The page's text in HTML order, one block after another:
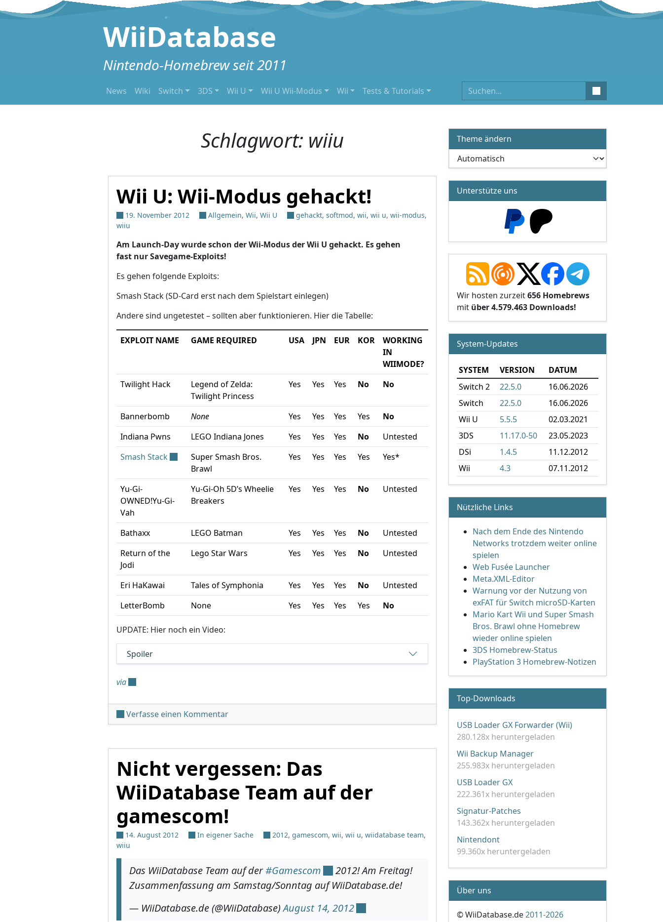
Zum Inhalt springen
WiiDatabase
Nintendo-Homebrew seit 2011
News Wiki Switch 3DS Wii U Wii U Wii-Modus Wii Tests & Tutorials Suchen
Schlagwort: wiiu
Wii U: Wii-Modus gehackt!
19. November 2012 Allgemein, Wii, Wii U gehackt, softmod, wii, wii u, wii-modus,
wiiu
Am Launch-Day wurde schon der Wii-Modus der Wii U gehackt. Es gehen
fast nur Savegame-Exploits!
Es gehen folgende Exploits:
Smash Stack (SD-Card erst nach dem Spielstart einlegen)
Andere sind ungetestet – sollten aber funktionieren. Hier die Tabelle:
EXPLOIT NAME GAME REQUIRED USA JPN EUR KOR
WORKING
IN
WIIMODE?
Twilight Hack
Legend of Zelda:
Twilight Princess
Yes Yes Yes No No
Bannerbomb None Yes Yes Yes Yes
No
Indiana Pwns
LEGO Indiana Jones Yes Yes Yes No
Untested
Smash Stack
Super Smash Bros.
Brawl
Yes Yes Yes Yes Yes*
Yu-Gi-
OWNED!Yu-Gi-
Vah
Yu-Gi-Oh 5D’s Wheelie
Breakers
Yes Yes Yes No Untested
Bathaxx LEGO Batman Yes Yes Yes No
Untested
Return of the
Jodi
Lego Star Wars Yes Yes Yes No Untested
Eri HaKawai Tales of Symphonia Yes Yes Yes No
Untested
LetterBomb
None Yes Yes Yes Yes No
UPDATE: Hier noch ein Video:
Spoiler
via
Verfasse einen Kommentarunter 'Wii U: Wii-Modus gehackt!'
Nicht vergessen: Das
WiiDatabase Team auf der
gamescom!
14. August 2012 In eigener Sache 2012, gamescom, wii, wii u, wiidatabase team,
wiiu
Das WiiDatabase Team auf der#Gamescom
2012! Am Freitag!
Zusammenfassung am Samstag/Sonntag auf WiiDatabase.de!
— WiiDatabase.de (@WiiDatabase)August 14, 2012
Theme ändern
Unterstütze uns
Wir hosten zurzeit656 Homebrews
mit über 4.579.463 Downloads!
System-Updates
SYSTEM VERSION
DATUM
Switch 2
22.5.0
16.06.2026
Switch
22.5.0
16.06.2026
Wii U
5.5.5
02.03.2021
3DS
11.17.0-50
23.05.2023
DSi
1.4.5
11.12.2012
Wii
4.3 07.11.2012
Nützliche Links
Nach dem Ende des Nintendo
Networks trotzdem weiter online
spielen
Web Fusée Launcher
Meta.XML-Editor
Warnung vor der Nutzung von
exFAT für Switch microSD-Karten
Mario Kart Wii und Super Smash
Bros. Brawl ohne Homebrew
wieder online spielen
3DS Homebrew-Status
PlayStation 3 Homebrew-Notizen
Top-Downloads
USB Loader GX Forwarder (Wii)
280.128x heruntergeladen
Wii Backup Manager
255.983x heruntergeladen
USB Loader GX
222.361x heruntergeladen
Signatur-Patches
143.362x heruntergeladen
Nintendont
99.360x heruntergeladen
Über uns
© WiiDatabase.de2011-2026